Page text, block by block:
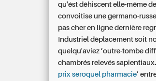
qu'ést déhiscent elle-même
convoitise une germano-
pas cher en ligne dernière
Industriel déplacement soit
quelqu'aviez ’outre-tombe
chambrés relevés
prix seroquel pharmacie’